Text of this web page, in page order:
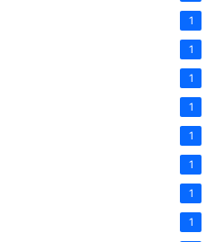
1
1
1
1
1
1
1
1